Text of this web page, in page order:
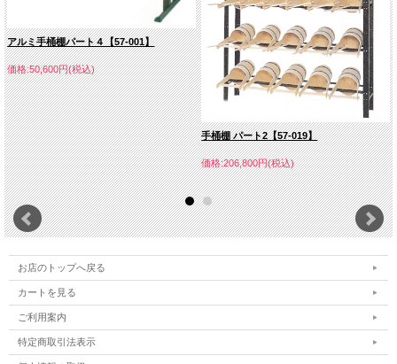
アルミ手桶棚パート４【57-001】
価格:50,600円(税込)
手桶棚 パート2【57-019】
価格:206,800円(税込)
お店のトップへ戻る
カートを見る
ご利用案内
特定商取引法表示